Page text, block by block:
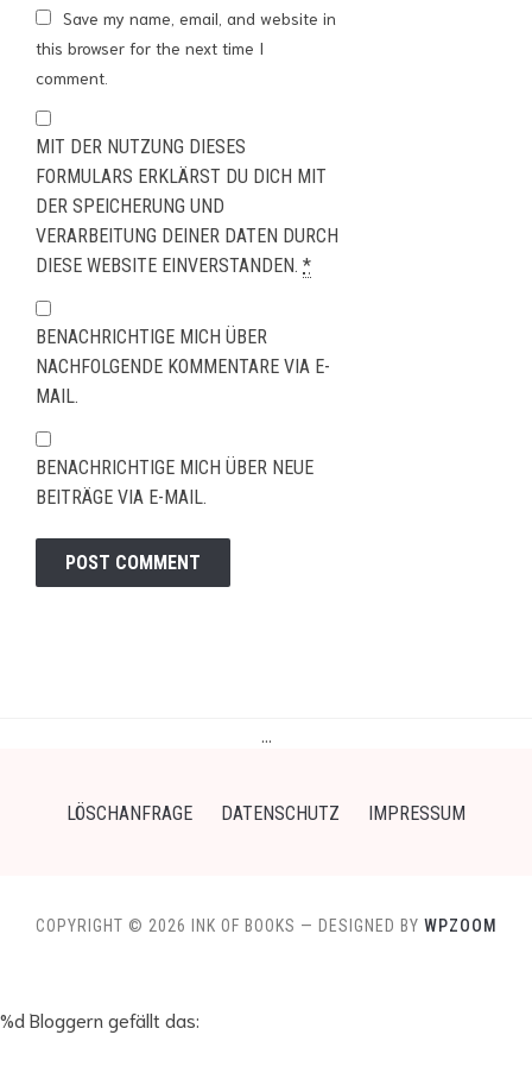
Save my name, email, and website in
this browser for the next time I
comment.
MIT DER NUTZUNG DIESES
FORMULARS ERKLÄRST DU DICH MIT
DER SPEICHERUNG UND
VERARBEITUNG DEINER DATEN DURCH
DIESE WEBSITE EINVERSTANDEN. *
BENACHRICHTIGE MICH ÜBER
NACHFOLGENDE KOMMENTARE VIA E-
MAIL.
BENACHRICHTIGE MICH ÜBER NEUE
BEITRÄGE VIA E-MAIL.
…
LÖSCHANFRAGE DATENSCHUTZ IMPRESSUM
COPYRIGHT © 2026 INK OF BOOKS — DESIGNED BY WPZOOM
%dBloggern gefällt das: